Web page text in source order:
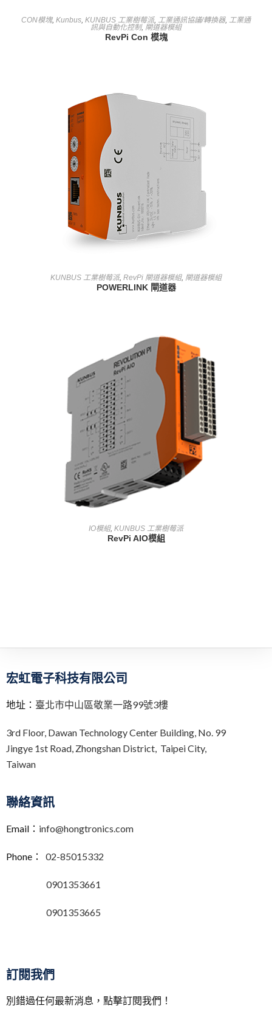
查看內容
CON模塊, Kunbus, KUNBUS 工業樹莓派, 工業通訊協議/轉換器, 工業通
訊與自動化控制, 閘道器模組
RevPi Con 模塊
查看內容
KUNBUS 工業樹莓派, RevPi 閘道器模組, 閘道器模組
POWERLINK 閘道器
查看內容
IO模組, KUNBUS 工業樹莓派
RevPi AIO模組
宏虹電子科技有限公司
地址： 臺北市中山區敬業一路99號3樓
3rd Floor, Dawan Technology Center Building, No. 99
Jingye 1st Road, Zhongshan District, Taipei City,
Taiwan
聯絡資訊
Email： info@hongtronics.com
Phone： 02-85015332
0901353661
0901353665
訂閱我們
別錯過任何最新消息，點擊訂閱我們！